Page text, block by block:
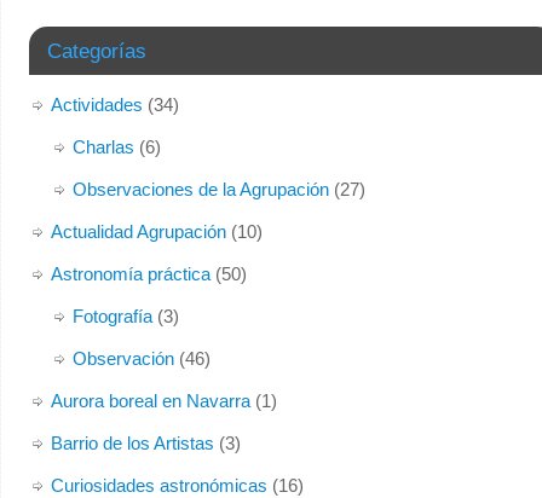
Categorías
Actividades (34)
Charlas (6)
Observaciones de la Agrupación(27)
Actualidad Agrupación(10)
Astronomía práctica(50)
Fotografía(3)
Observación(46)
Aurora boreal en Navarra(1)
Barrio de los Artistas (3)
Curiosidades astronómicas (16)